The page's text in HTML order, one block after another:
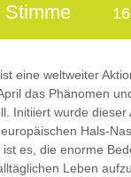
Stimme
eine weltweiter
das Phänomen
Initiiert wurde dieser
Hals-
es, die enorme
Leben